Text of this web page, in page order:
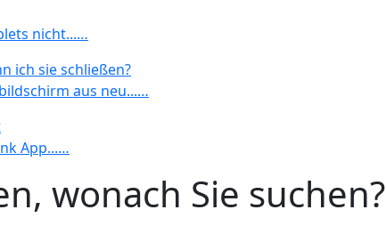
nicht...…
ich sie schließen?
aus neu...…
App...…
wonach Sie suchen?